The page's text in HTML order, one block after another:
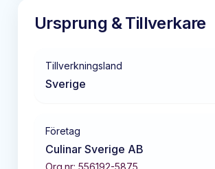
Ursprung & Tillverkare
Tillverkningsland
Sverige
Företag
Culinar Sverige AB
Org.nr: 556192-5875